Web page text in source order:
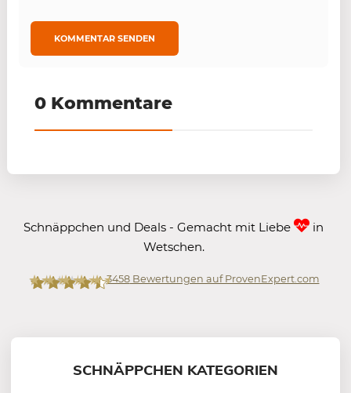
0 Kommentare
Schnäppchen und Deals - Gemacht mit Liebe
in
Wetschen.
3458Bewertungen auf ProvenExpert.com
SCHNÄPPCHEN KATEGORIEN